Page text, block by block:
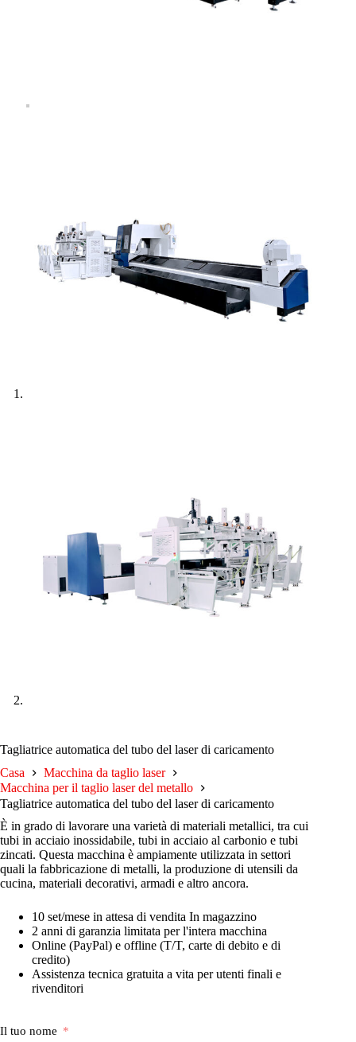
Tagliatrice automatica del tubo del laser di caricamento
Casa
Macchina da taglio laser
Macchina per il taglio laser del metallo
Tagliatrice automatica del tubo del laser di caricamento
È in grado di lavorare una varietà di materiali metallici, tra cui
tubi in acciaio inossidabile, tubi in acciaio al carbonio e tubi
zincati. Questa macchina è ampiamente utilizzata in settori
quali la fabbricazione di metalli, la produzione di utensili da
cucina, materiali decorativi, armadi e altro ancora.
10 set/mese in attesa di vendita In magazzino
2 anni di garanzia limitata per l'intera macchina
Online (PayPal) e offline (T/T, carte di debito e di
credito)
Assistenza tecnica gratuita a vita per utenti finali e
rivenditori
Il tuo nome